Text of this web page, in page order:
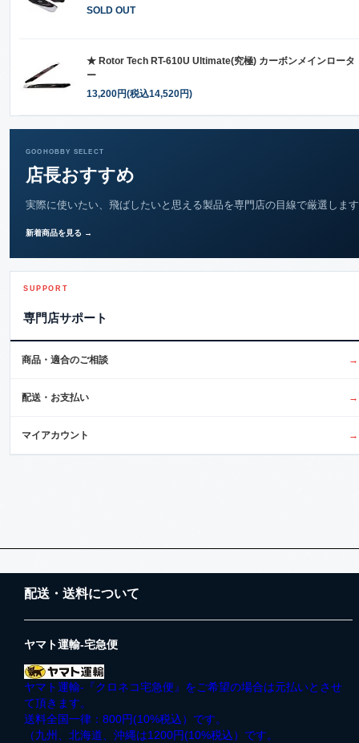
SOLD OUT
★ Rotor Tech RT-610U Ultimate(究極) カーボンメインロータ
ー
13,200円(税込14,520円)
GOOHOBBY SELECT
店長おすすめ
実際に使いたい、飛ばしたいと思える製品を専門店の目線で厳選しま
新着商品を見る →
SUPPORT
専門店サポート
商品・適合のご相談 →
配送・お支払い →
マイアカウント →
配送・送料について
ヤマト運輸-宅急便
ヤマト運輸-『クロネコ宅急便』をご希望の場合は元払いとさせ
て頂きます。
送料全国一律：800円(10%税込）です。
（九州、北海道、沖縄は1200円(10%税込）です。